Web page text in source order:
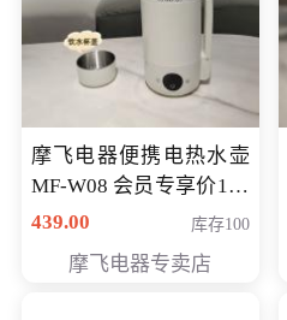
摩飞电器便携电热水壶
MF-W08 会员专享价198
元
439.00 库存100
摩飞电器专卖店